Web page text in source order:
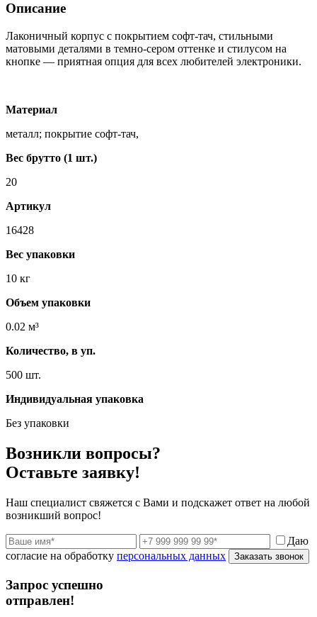
Описание
Лаконичный корпус с покрытием софт-тач, стильными
матовыми деталями в темно-сером оттенке и стилусом на
кнопке — приятная опция для всех любителей электроники.
Материал
металл; покрытие софт-тач,
Вес брутто (1 шт.)
20
Артикул
16428
Вес упаковки
10 кг
Объем упаковки
0.02 м³
Количество, в уп.
500 шт.
Индивидуальная упаковка
Без упаковки
Возникли вопросы?
Оставьте заявку!
Наш специалист свяжется с Вами и подскажет ответ на любой
возникший вопрос!
Даю
согласие на обработку персональных данных Заказать звонок
Запрос успешно
отправлен!